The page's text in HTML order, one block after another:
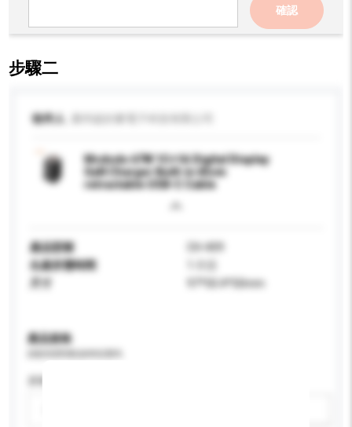
確認
步驟二
收件人
Mcdodo 67W 1C+1A Digital Display
GaN Charger Built-in 65cm
retractable USB-C Cable
產品型號
CH-409
生產所需時間
97*50.4*50mm
產品規格